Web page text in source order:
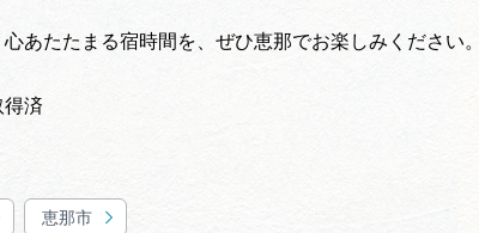
あたたまる宿時間を、ぜひ恵那でお楽しみください。
得済
恵那市